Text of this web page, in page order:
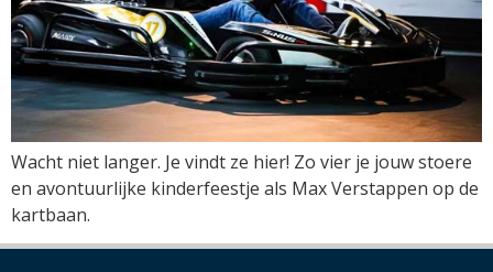
Wacht niet langer. Je vindt ze hier! Zo vier je jouw stoere
en avontuurlijke kinderfeestje als Max Verstappen op de
kartbaan.